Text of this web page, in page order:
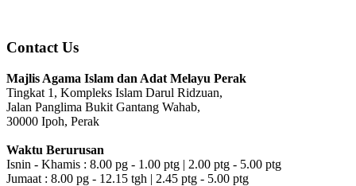
Contact Us
Majlis Agama Islam dan Adat Melayu Perak
Tingkat 1, Kompleks Islam Darul Ridzuan,
Jalan Panglima Bukit Gantang Wahab,
30000 Ipoh, Perak
Waktu Berurusan
Isnin - Khamis : 8.00 pg - 1.00 ptg | 2.00 ptg - 5.00 ptg
Jumaat : 8.00 pg - 12.15 tgh | 2.45 ptg - 5.00 ptg